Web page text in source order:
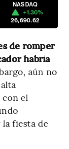
NASDAQ
+1.30%
26,690.62
de romper
habría
aún no
con el
fiesta de